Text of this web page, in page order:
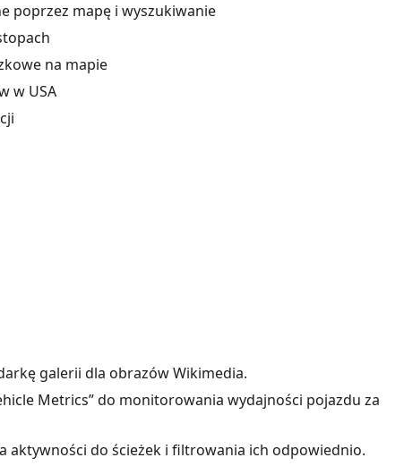
poprzez mapę i wyszukiwanie
na mapie
w USA
galerii dla obrazów Wikimedia.
Metrics” do monitorowania wydajności pojazdu za
aktywności do ścieżek i filtrowania ich odpowiednio.